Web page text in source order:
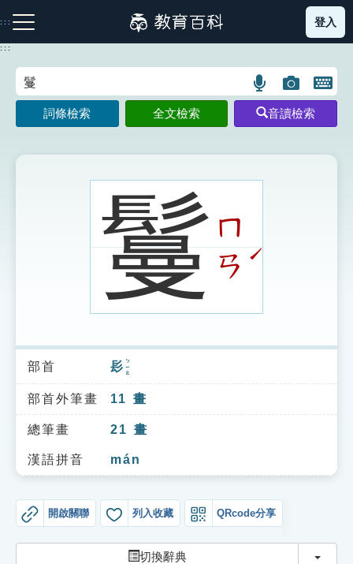
到
主
:::
注音索引圖示 筆畫索引圖示 部首索引表圖示
索引選單
知識索引
單字索引
生命大百科索引
遊戲專區
教學應用
登入
:::
語
言
搜
示
圖
片
搜
開
鍵
圖
詞條檢索 全文檢索 音讀檢索
鬘ㄇ
ㄢˊ
部首 髟 ㄅㄧㄠ
部首外筆畫 11 畫
總筆畫 21 畫
漢語拼音 mán
開啟關聯 列入收藏 QRcode分享
切換辭典 切換